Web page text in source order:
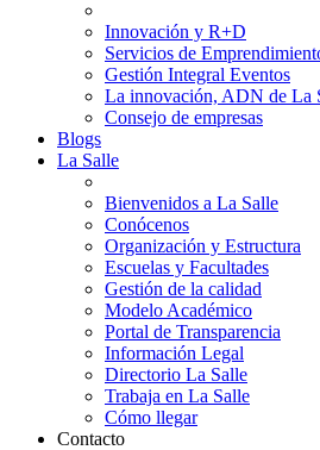
Innovación y R+D
Servicios de
Gestión Integral Eventos
La innovación, ADN de La
Consejo de empresas
Blogs
La Salle
Bienvenidos a La Salle
Conócenos
Organización y Estructura
Escuelas y Facultades
Gestión de la calidad
Modelo Académico
Portal de Transparencia
Información Legal
Directorio La Salle
Trabaja en La Salle
Cómo llegar
Contacto